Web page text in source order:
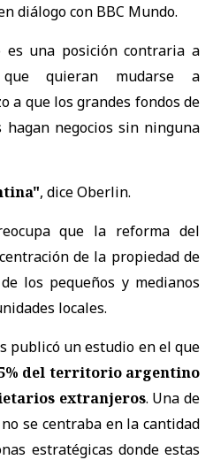
diálogo con BBC Mundo.
una posición contraria a
que quieran mudarse a
a que los grandes fondos de
negocios sin ninguna
, dice Oberlin.
que la reforma del
de la propiedad de
los pequeños y medianos
locales.
publicó un estudio en el que
del territorio argentino
extranjeros. Una de
se centraba en la cantidad
estratégicas donde estas